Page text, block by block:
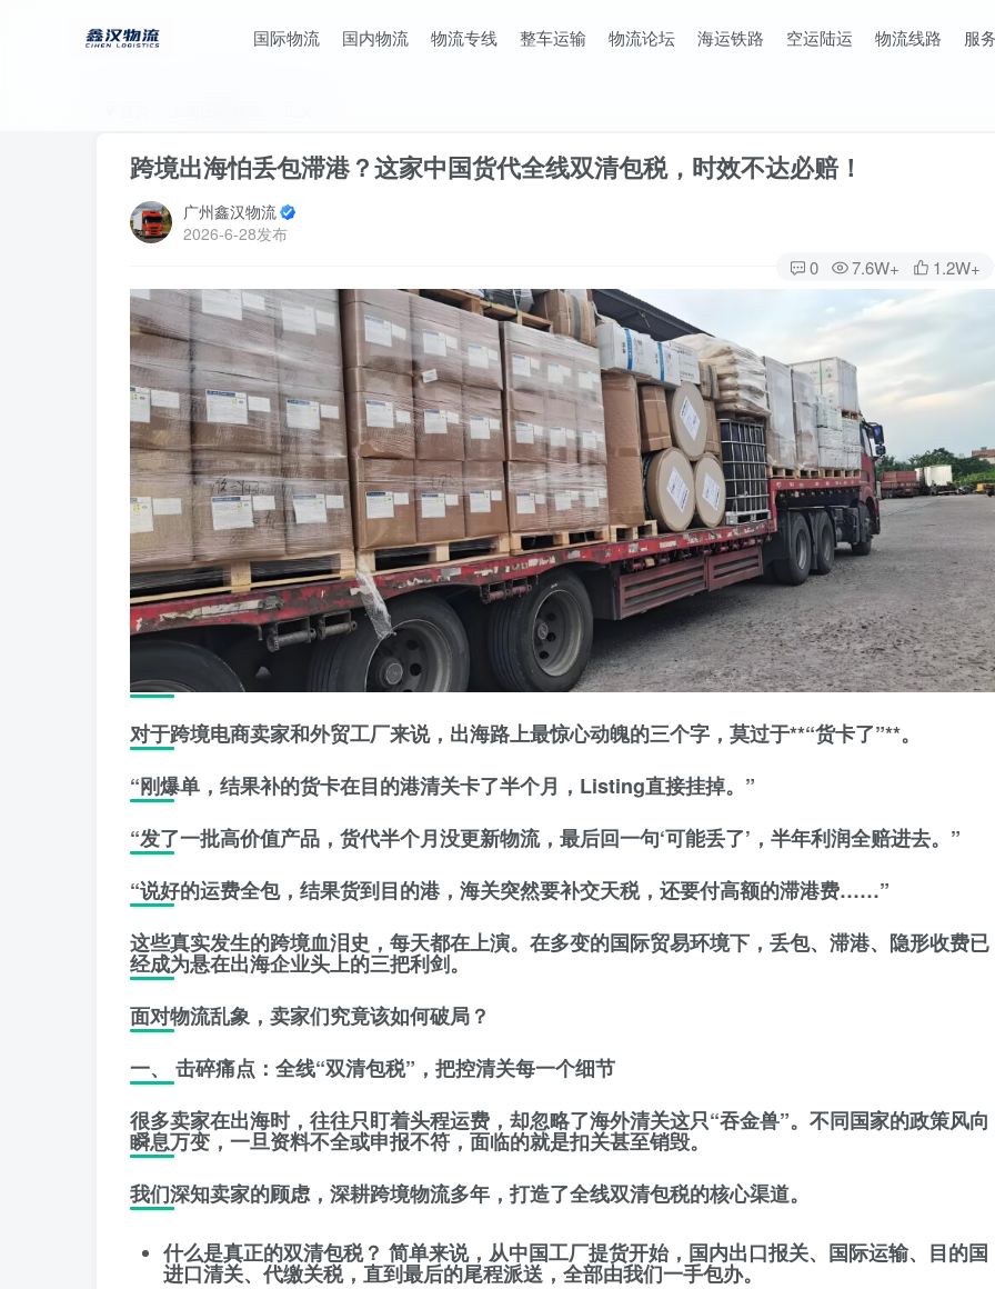
国际物流 国内物流 物流专线 整车运输 物流论坛 海运铁路 空运陆运 物流线路 服
跨境出海怕丢包滞港？这家中国货代全线双清包税，时效不达必赔！
广州鑫汉物流
2026-6-28发布
0 7.6W+ 1.2W+
​对于跨境电商卖家和外贸工厂来说，出海路上最惊心动魄的三个字，莫过于**“货卡了”**。
​“刚爆单，结果补的货卡在目的港清关卡了半个月，Listing直接挂掉。”
“发了一批高价值产品，货代半个月没更新物流，最后回一句‘可能丢了’，半年利润全赔进去。”
“说好的运费全包，结果货到目的港，海关突然要补交天税，还要付高额的滞港费……”
​这些真实发生的跨境血泪史，每天都在上演。在多变的国际贸易环境下， 丢包、滞港、隐形收费已
经成为悬在出海企业头上的三把利剑。
​面对物流乱象，卖家们究竟该如何破局？
​一、 击碎痛点：全线“双清包税”，把控清关每一个细节
​很多卖家在出海时，往往只盯着头程运费，却忽略了海外清关这只“吞金兽”。不同国家的政策风向
瞬息万变，一旦资料不全或申报不符，面临的就是扣关甚至销毁。
​我们深知卖家的顾虑，深耕跨境物流多年，打造了全线双清包税的核心渠道。
什么是真正的双清包税？ 简单来说，从中国工厂提货开始，国内出口报关、国际运输、目的国
进口清关、代缴关税，直到最后的尾程派送，全部由我们一手包办。